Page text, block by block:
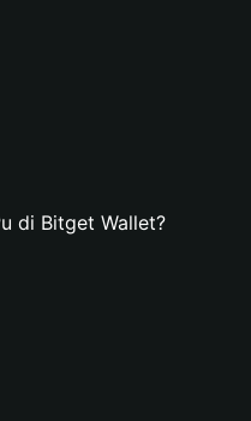
di Bitget Wallet?